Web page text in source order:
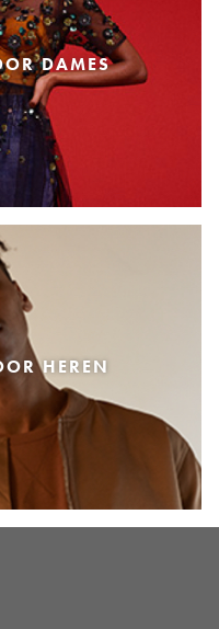
DAMES
HEREN